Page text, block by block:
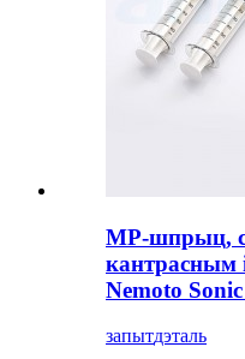
МР-шпрыц,
кантрасным
Nemoto
запытдэталь